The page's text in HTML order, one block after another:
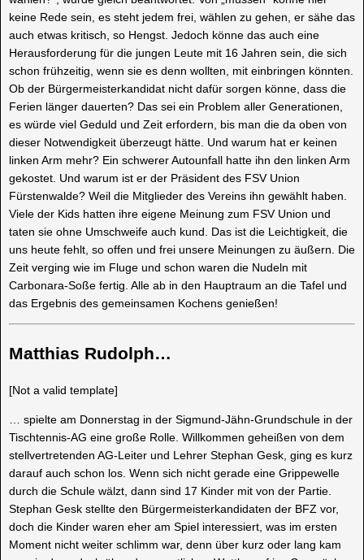
keine Rede sein, es steht jedem frei, wählen zu gehen, er sähe das
auch etwas kritisch, so Hengst. Jedoch könne das auch eine
Herausforderung für die jungen Leute mit 16 Jahren sein, die sich
schon frühzeitig, wenn sie es denn wollten, mit einbringen könnten.
Ob der Bürgermeisterkandidat nicht dafür sorgen könne, dass die
Ferien länger dauerten? Das sei ein Problem aller Generationen,
es würde viel Geduld und Zeit erfordern, bis man die da oben von
dieser Notwendigkeit überzeugt hätte. Und warum hat er keinen
linken Arm mehr? Ein schwerer Autounfall hatte ihn den linken Arm
gekostet. Und warum ist er der Präsident des FSV Union
Fürstenwalde? Weil die Mitglieder des Vereins ihn gewählt haben.
Viele der Kids hatten ihre eigene Meinung zum FSV Union und
taten sie ohne Umschweife auch kund. Das ist die Leichtigkeit, die
uns heute fehlt, so offen und frei unsere Meinungen zu äußern. Die
Zeit verging wie im Fluge und schon waren die Nudeln mit
Carbonara-Soße fertig. Alle ab in den Hauptraum an die Tafel und
das Ergebnis des gemeinsamen Kochens genießen!
Matthias Rudolph…
[Not a valid template]
… spielte am Donnerstag in der Sigmund-Jähn-Grundschule in der
Tischtennis-AG eine große Rolle. Willkommen geheißen von dem
stellvertretenden AG-Leiter und Lehrer Stephan Gesk, ging es kurz
darauf auch schon los. Wenn sich nicht gerade eine Grippewelle
durch die Schule wälzt, dann sind 17 Kinder mit von der Partie.
Stephan Gesk stellte den Bürgermeisterkandidaten der BFZ vor,
doch die Kinder waren eher am Spiel interessiert, was im ersten
Moment nicht weiter schlimm war, denn über kurz oder lang kam